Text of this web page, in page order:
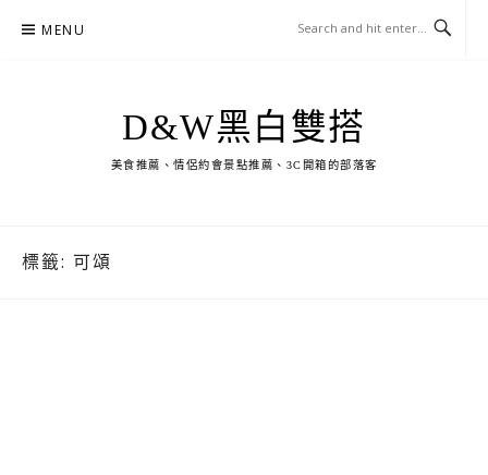
MENU
D&W黑白雙搭
美食推薦、情侶約會景點推薦、3C開箱的部落客
標籤: 可頌